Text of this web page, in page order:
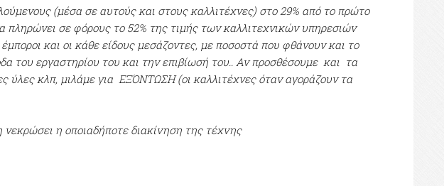
(μέσα σε αυτούς και στους καλλιτέχνες) στο 29% από το πρώτο
σε φόρους το 52% της τιμής των καλλιτεχνικών υπηρεσιών
και οι κάθε είδους μεσάζοντες, με ποσοστά που φθάνουν και το
του εργαστηρίου του και την επιβίωσή του.. Αν προσθέσουμε και τα
ύλες κλπ, μιλάμε για ΕΞΌΝΤΩΣΗ (οι καλλιτέχνες όταν αγοράζουν τα
η οποιαδήποτε διακίνηση της τέχνης